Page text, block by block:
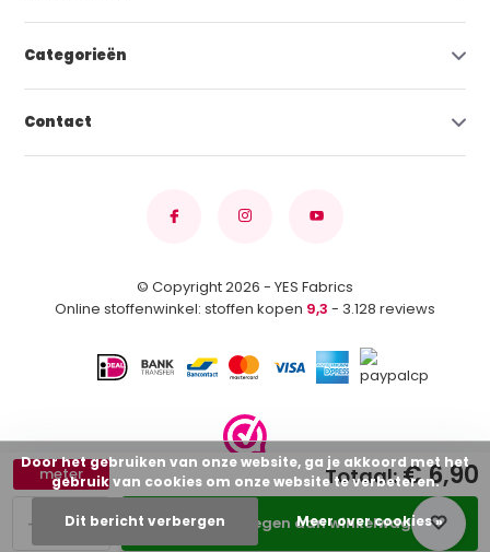
+
-
meter
Toevoegen aan winkelwagen
Totaal:€ 6,90
Categorieën
Contact
© Copyright 2026 - YES Fabrics
Online stoffenwinkel: stoffen kopen 9,3 - 3.128 reviews
Door het gebruiken van onze website, ga je akkoord met het
gebruik van cookies om onze website te verbeteren.
Dit bericht verbergen Meer over cookies »